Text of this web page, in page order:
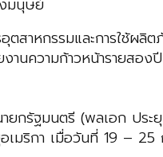
มนุษย์
าหกรรมและการใช้ผลิ
านความก้าวหน้ารายส
ยกรัฐมนตรี (พลเอก ประ
เมริกา เมื่อวันที่ 19 –